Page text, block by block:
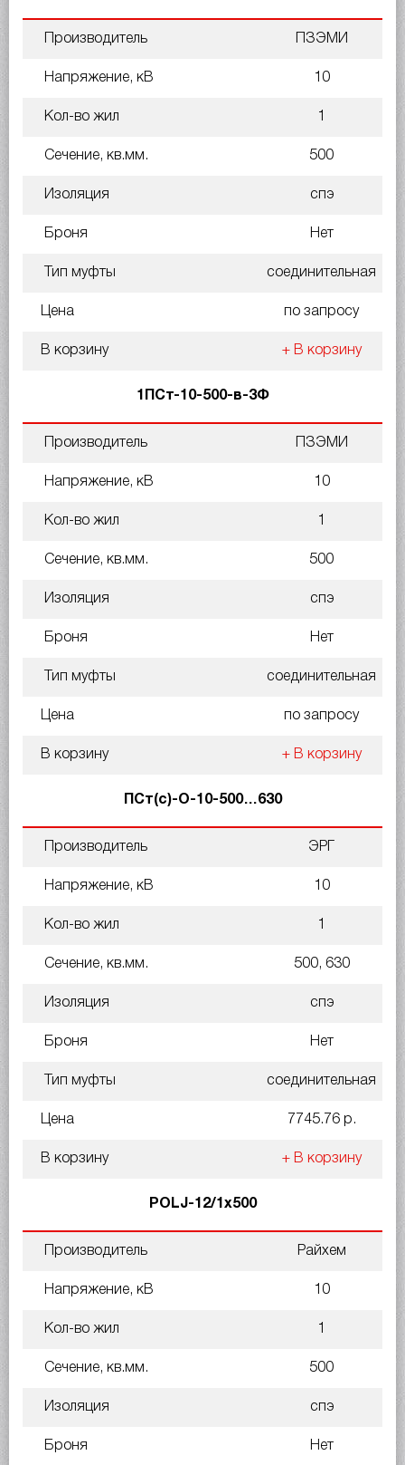
Производитель ПЗЭМИ
Напряжение, кВ 10
Кол-во жил 1
Сечение, кв.мм. 500
Изоляция спэ
Броня Нет
Тип муфты соединительная
Цена по запросу
В корзину + В корзину
1ПСт-10-500-в-3Ф
Производитель ПЗЭМИ
Напряжение, кВ 10
Кол-во жил 1
Сечение, кв.мм. 500
Изоляция спэ
Броня Нет
Тип муфты соединительная
Цена по запросу
В корзину + В корзину
ПСт(с)-О-10-500…630
Производитель ЭРГ
Напряжение, кВ 10
Кол-во жил 1
Сечение, кв.мм. 500, 630
Изоляция спэ
Броня Нет
Тип муфты соединительная
Цена 7745.76 р.
В корзину + В корзину
POLJ-12/1x500
Производитель Райхем
Напряжение, кВ 10
Кол-во жил 1
Сечение, кв.мм. 500
Изоляция спэ
Броня Нет